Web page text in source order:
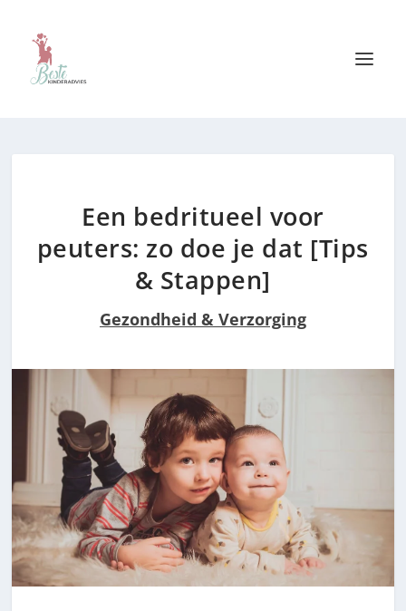
Een bedritueel voor
peuters: zo doe je dat [Tips
& Stappen]
Gezondheid & Verzorging